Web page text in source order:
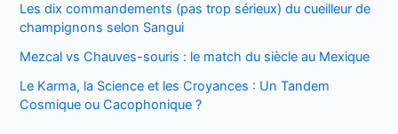
Les dix commandements (pas trop sérieux) du cueilleur de
champignons selon Sangui
Mezcal vs Chauves-souris : le match du siècle au Mexique
Le Karma, la Science et les Croyances : Un Tandem
Cosmique ou Cacophonique ?